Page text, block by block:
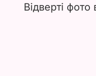
Відверті